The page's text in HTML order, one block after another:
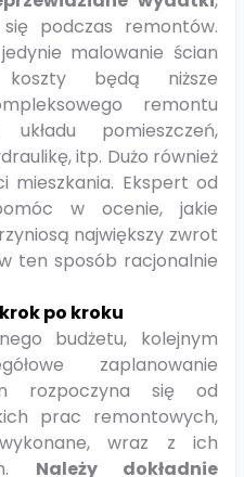
podczas remontów.
malowanie ścian
będą niższe
remontu
pomieszczeń,
itp. Dużo również
mieszkania. Ekspert od
w ocenie, jakie
największy zwrot
ten sposób racjonalnie
po kroku
budżetu, kolejnym
zaplanowanie
rozpoczyna się od
prac remontowych,
wraz z ich
Należy dokładnie